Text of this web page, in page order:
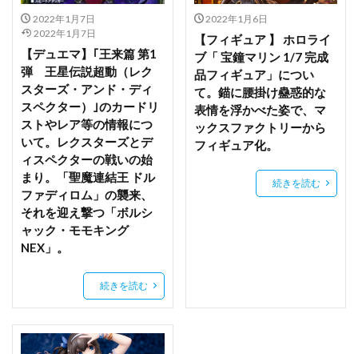
新刊
新戸緋沙子 新条アカネ
新橋のえる
日影
早坂愛
星塵(スターダスト)
星宮いちご
星宮六喰
星街すいせい
星野みやこ
星野アイ
映水芙蓉(えいすいふよう)
春の花嫁 メロディー
春野サクラ
春風雪乃 春麗
時崎狂三
時桜
時計メイド 智恵
暁切歌
暗黒界
更科瑠夏
最近雇ったメイドが怪しい
月に寄りそう乙女の作法
月村手毬
月読調
朏ここな
本条二亜
東京ミュウミュウ
東方LostWord
東方ぬいぐるみシリーズ
桜の灯る日へ
桜小路ルナ
2022年1月7日
2022年1月7日
【デュエマ】｢王来篇 第1
弾 王星伝説超動（レク
スターズ・アンド・ディ
スペクター）｣のカードリ
ストやレア等の情報につ
いて。レクスターズとデ
ィスペクターの戦いの始
まり。「聖魔連結王 ドル
ファディロム」の襲来、
それを迎え撃つ「ボルシ
ャック・モモキング
NEX」。
続きを読む
2022年1月6日
【フィギュア 】 ホロライ
ブ「 宝鐘マリン 1/7 完成
品フィギュア」につい
て。錨に腰掛け蠱惑的な
表情を浮かべた姿で、マ
ックスファクトリーから
フィギュア化。
続きを読む